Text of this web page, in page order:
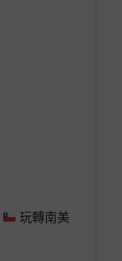
玩轉南美